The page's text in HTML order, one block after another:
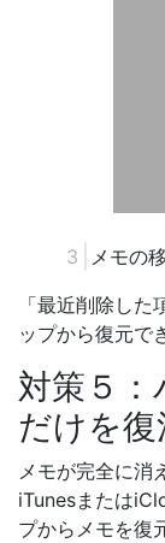
メモの
「最近削除し
ップから復元で
対策５
だけを復
メモが完全に消
iTunesまたは
プからメモを復